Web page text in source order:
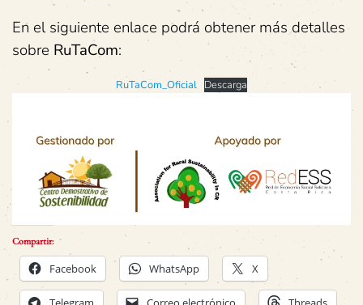
En el siguiente enlace podrá obtener más detalles
sobre RuTaCom:
RuTaCom_Oficial Descarga
Compartir:
Facebook WhatsApp X